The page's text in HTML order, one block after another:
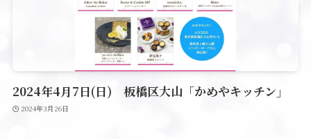
2024年4月7日(日) 板橋区大山「かめやキッチン」
2024年3月26日